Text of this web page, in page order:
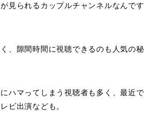
見られるカップルチャンネルなんです
、隙間時間に視聴できるのも人気の秘
ハマってしまう視聴者も多く、最近で
ビ出演なども。